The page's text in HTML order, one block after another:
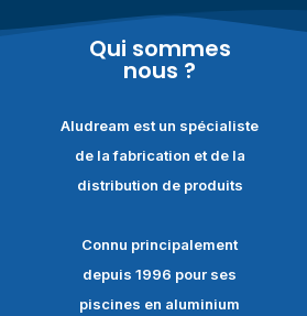
Qui sommes
nous ?
Aludream est un spécialiste
de la fabrication et de la
distribution de produits
Connu principalement
depuis 1996 pour ses
piscines en aluminium